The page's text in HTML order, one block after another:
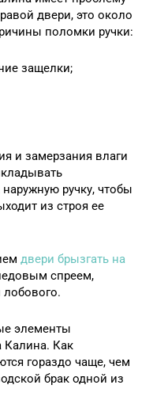
двери, это около
поломки ручки:
защелки;
и замерзания влаги
ручку, чтобы
из строя ее
двери брызгать на
спреем,
элементы
Калина. Как
гораздо чаще, чем
брак одной из